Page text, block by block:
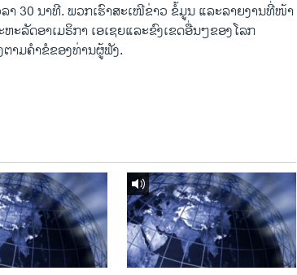
າ 30 ນາທີ. ພວກ​ເຮົາ​ສະ​ເໜີຂ່າວ ຂໍ້​ມູນ ​ແລະ​ລາຍ​ງານ​ທີ່​ໜ້າ​
ະລັດ​ອ​າ​ເມ​ຣິ​ກາ ​ເອ​ເຊຍ​ແລະ​ຂົງເຂດ​ອື່ນໆ​ຂອງ​ໂລກ
າມ​ຄຳ​ຂໍ​ຂອງ​ທ່ານ​ຜູ້​ຟັງ.